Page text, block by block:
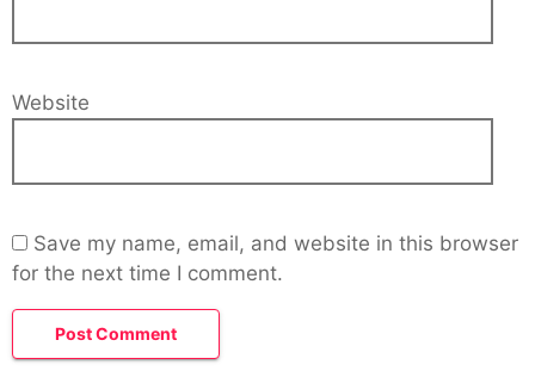
Website
Save my name, email, and website in this browser
for the next time I comment.